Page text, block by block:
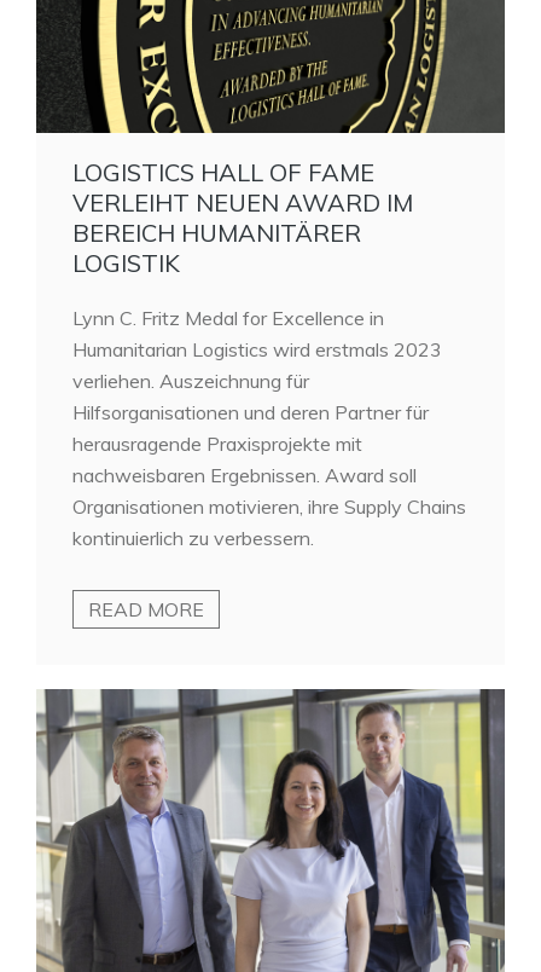
LOGISTICS HALL OF FAME
VERLEIHT NEUEN AWARD IM
BEREICH HUMANITÄRER
LOGISTIK
Lynn C. Fritz Medal for Excellence in
Humanitarian Logistics wird erstmals 2023
verliehen. Auszeichnung für
Hilfsorganisationen und deren Partner für
herausragende Praxisprojekte mit
nachweisbaren Ergebnissen. Award soll
Organisationen motivieren, ihre Supply Chains
kontinuierlich zu verbessern.
READ MORE